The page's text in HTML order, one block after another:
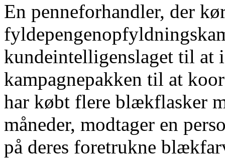
En penneforhandler, der
kundeintelligenslaget til at
kampagnepakken til at
har købt flere blækflasker
måneder, modtager en
på deres foretrukne